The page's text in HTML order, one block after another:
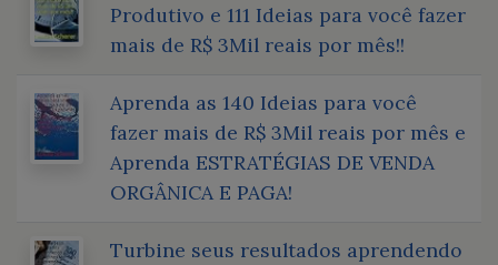
Produtivo e 111 Ideias para você fazer
mais de R$ 3Mil reais por mês!!
Aprenda as 140 Ideias para você
fazer mais de R$ 3Mil reais por mês e
Aprenda ESTRATÉGIAS DE VENDA
ORGÂNICA E PAGA!
Turbine seus resultados aprendendo